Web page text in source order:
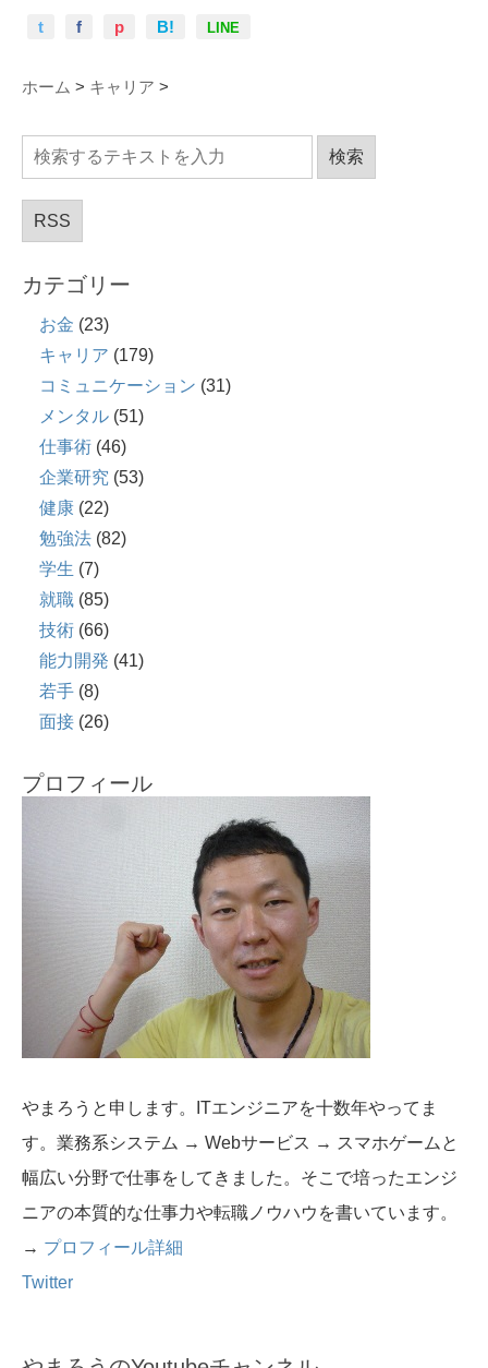
t f p B! LINE
ホーム > キャリア >
RSS
カテゴリー
お金 (23)
キャリア (179)
コミュニケーション (31)
メンタル (51)
仕事術 (46)
企業研究 (53)
健康 (22)
勉強法 (82)
学生 (7)
就職 (85)
技術 (66)
能力開発 (41)
若手 (8)
面接 (26)
プロフィール
やまろうと申します。ITエンジニアを十数年やってま
す。業務系システム → Webサービス → スマホゲームと
幅広い分野で仕事をしてきました。そこで培ったエンジ
ニアの本質的な仕事力や転職ノウハウを書いています。
→ プロフィール詳細
Twitter